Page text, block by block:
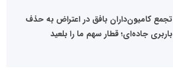
تجمع کامیون‌داران بافق در اعتراض به حذف
باربری جاده‌ای؛ قطار سهم ما را بلعید